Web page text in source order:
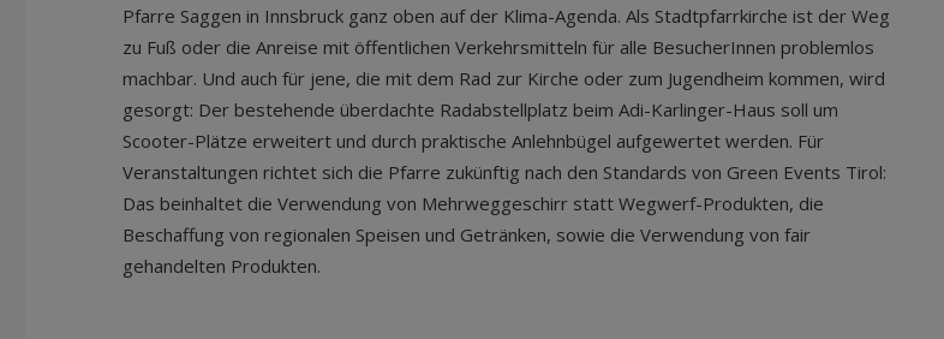
Pfarre Saggen in Innsbruck ganz oben auf der Klima-Agenda. Als Stadtpfarrkirche ist der Weg
zu Fuß oder die Anreise mit öffentlichen Verkehrsmitteln für alle BesucherInnen problemlos
machbar. Und auch für jene, die mit dem Rad zur Kirche oder zum Jugendheim kommen, wird
gesorgt: Der bestehende überdachte Radabstellplatz beim Adi-Karlinger-Haus soll um
Scooter-Plätze erweitert und durch praktische Anlehnbügel aufgewertet werden. Für
Veranstaltungen richtet sich die Pfarre zukünftig nach den Standards von Green Events Tirol:
Das beinhaltet die Verwendung von Mehrweggeschirr statt Wegwerf-Produkten, die
Beschaffung von regionalen Speisen und Getränken, sowie die Verwendung von fair
gehandelten Produkten.